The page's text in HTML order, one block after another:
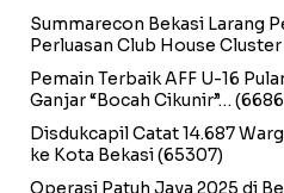
Summarecon Bekasi Larang
Perluasan Club House
Pemain Terbaik AFF U-16
Ganjar “Bocah Cikunir”…
Disdukcapil Catat 14.687
ke Kota Bekasi(65307)
Operasi Patuh Jaya 2025 di